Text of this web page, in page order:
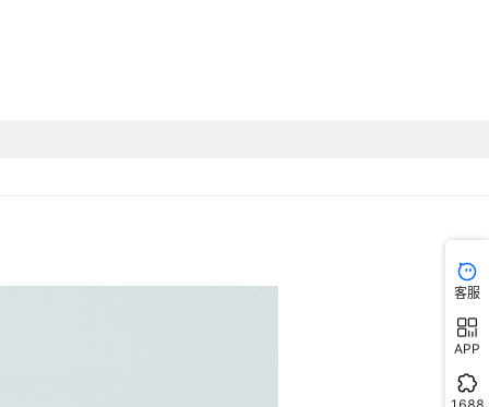
客服
APP